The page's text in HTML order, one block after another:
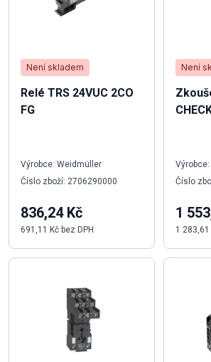
Není skladem
Relé TRS 24VUC 2CO
FG
Výrobce: Weidmüller
Číslo zboží: 2706290000
836,24 Kč
691,11 Kč bez DPH
Není
Číslo
1
1 283,61